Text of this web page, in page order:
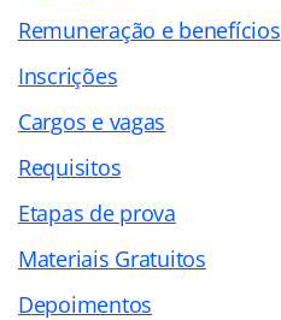
Remuneração e benefícios
Inscrições
Cargos e vagas
Requisitos
Etapas de prova
Materiais Gratuitos
Depoimentos